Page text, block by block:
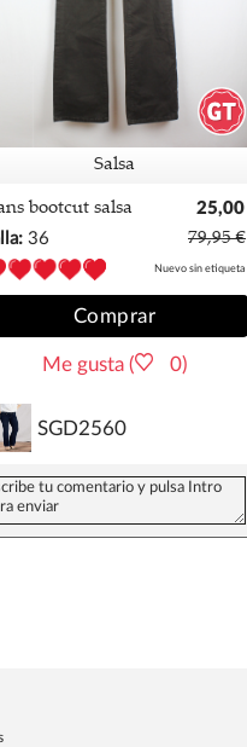
Salsa
bootcut salsa
28/34
25,00
€
36 79,95 €
Nuevo sin etiqueta
Comprar
Me gusta ( 0)
SGD2560